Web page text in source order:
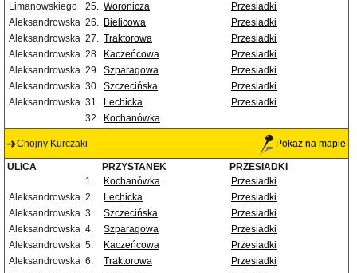
Limanowskiego
25. Woronicza
Przesiadki
Aleksandrowska 26. Bielicowa
Przesiadki
Aleksandrowska 27. Traktorowa
Przesiadki
Aleksandrowska 28. Kaczeńcowa
Przesiadki
Aleksandrowska 29. Szparagowa
Przesiadki
Aleksandrowska 30. Szczecińska
Przesiadki
Aleksandrowska 31. Lechicka
Przesiadki
32. Kochanówka
Chojny Kurczaki Pokaż na mapie
ULICA PRZYSTANEK
PRZESIADKI
1.
Kochanówka
Przesiadki
Aleksandrowska 2. Lechicka
Przesiadki
Aleksandrowska 3. Szczecińska
Przesiadki
Aleksandrowska 4. Szparagowa
Przesiadki
Aleksandrowska 5. Kaczeńcowa
Przesiadki
Aleksandrowska 6. Traktorowa
Przesiadki